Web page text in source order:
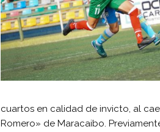
cuartos en calidad de invicto, al
Romero» de Maracaibo.